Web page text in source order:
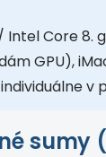
Core 8.
GPU),
v
sumy